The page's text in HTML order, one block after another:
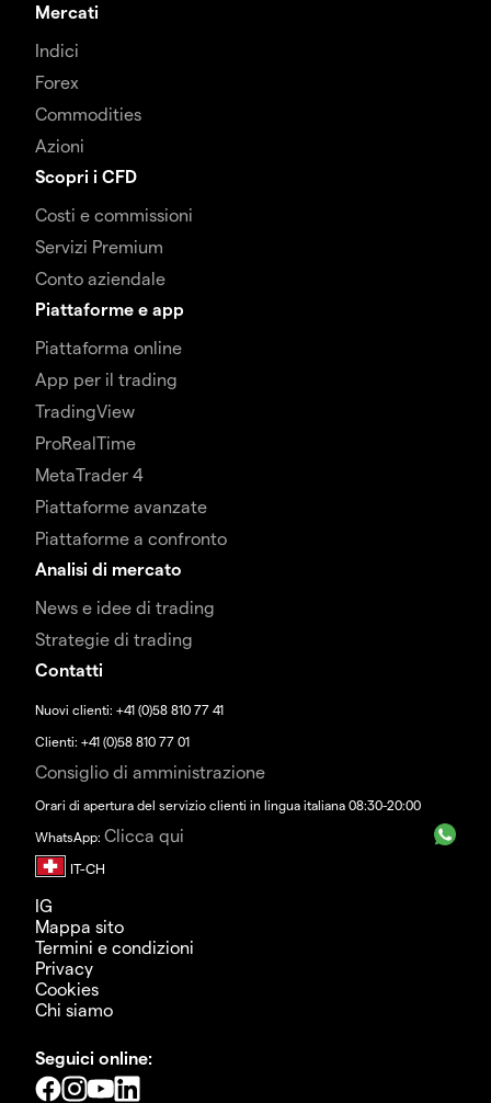
Mercati
Indici
Forex
Commodities
Azioni
Scopri i CFD
Costi e commissioni
Servizi Premium
Conto aziendale
Piattaforme e app
Piattaforma online
App per il trading
TradingView
ProRealTime
MetaTrader 4
Piattaforme avanzate
Piattaforme a confronto
Analisi di mercato
News e idee di trading
Strategie di trading
Contatti
Nuovi clienti: +41 (0)58 810 77 41
Clienti: +41 (0)58 810 77 01
Consiglio di amministrazione
Orari di apertura del servizio clienti in lingua italiana 08:30-20:00
WhatsApp: Clicca qui
IG
Mappa sito
Termini e condizioni
Privacy
Cookies
Chi siamo
Seguici online: